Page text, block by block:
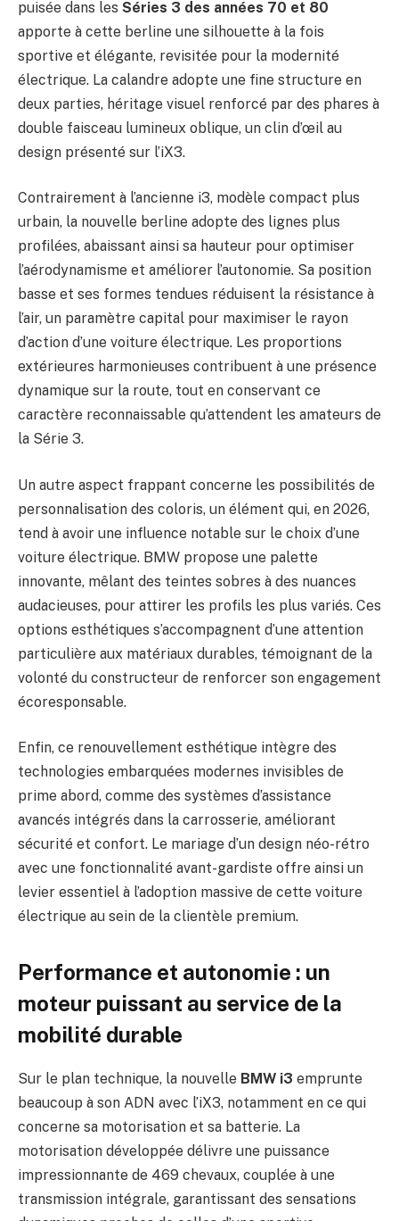
puisée dans les Séries 3 des années 70 et 80
apporte à cette berline une silhouette à la fois
sportive et élégante, revisitée pour la modernité
électrique. La calandre adopte une fine structure en
deux parties, héritage visuel renforcé par des phares à
double faisceau lumineux oblique, un clin d’œil au
design présenté sur l’iX3.
Contrairement à l’ancienne i3, modèle compact plus
urbain, la nouvelle berline adopte des lignes plus
profilées, abaissant ainsi sa hauteur pour optimiser
l’aérodynamisme et améliorer l’autonomie. Sa position
basse et ses formes tendues réduisent la résistance à
l’air, un paramètre capital pour maximiser le rayon
d’action d’une voiture électrique. Les proportions
extérieures harmonieuses contribuent à une présence
dynamique sur la route, tout en conservant ce
caractère reconnaissable qu’attendent les amateurs de
la Série 3.
Un autre aspect frappant concerne les possibilités de
personnalisation des coloris, un élément qui, en 2026,
tend à avoir une influence notable sur le choix d’une
voiture électrique. BMW propose une palette
innovante, mêlant des teintes sobres à des nuances
audacieuses, pour attirer les profils les plus variés. Ces
options esthétiques s’accompagnent d’une attention
particulière aux matériaux durables, témoignant de la
volonté du constructeur de renforcer son engagement
écoresponsable.
Enfin, ce renouvellement esthétique intègre des
technologies embarquées modernes invisibles de
prime abord, comme des systèmes d’assistance
avancés intégrés dans la carrosserie, améliorant
sécurité et confort. Le mariage d’un design néo-rétro
avec une fonctionnalité avant-gardiste offre ainsi un
levier essentiel à l’adoption massive de cette voiture
électrique au sein de la clientèle premium.
Performance et autonomie : un
moteur puissant au service de la
mobilité durable
Sur le plan technique, la nouvelle BMW i3 emprunte
beaucoup à son ADN avec l’iX3, notamment en ce qui
concerne sa motorisation et sa batterie. La
motorisation développée délivre une puissance
impressionnante de 469 chevaux, couplée à une
transmission intégrale, garantissant des sensations